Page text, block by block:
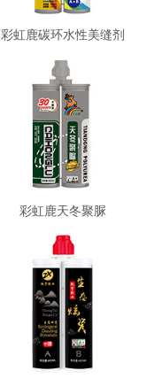
彩虹鹿碳环水性美缝剂
彩虹鹿天冬聚脲